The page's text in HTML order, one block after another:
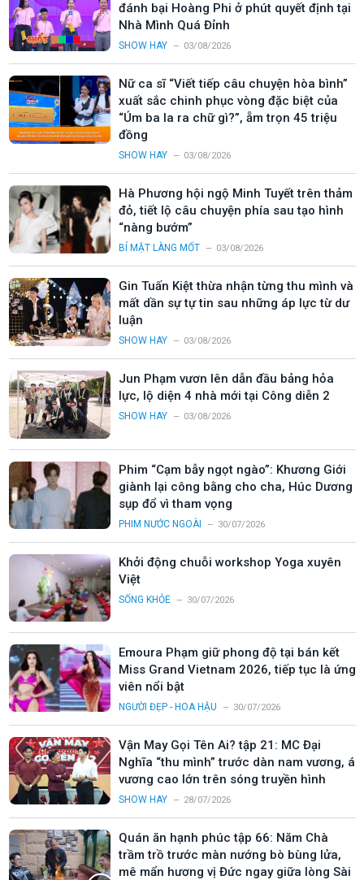
đánh bại Hoàng Phi ở phút quyết định tại
Nhà Mình Quá Đỉnh
SHOW HAY 03/08/2026
Nữ ca sĩ “Viết tiếp câu chuyện hòa bình”
xuất sắc chinh phục vòng đặc biệt của
“Úm ba la ra chữ gì?”, ẵm trọn 45 triệu
đồng
SHOW HAY 03/08/2026
Hà Phương hội ngộ Minh Tuyết trên thảm
đỏ, tiết lộ câu chuyện phía sau tạo hình
“nàng bướm”
BÍ MẬT LÀNG MỐT 03/08/2026
Gin Tuấn Kiệt thừa nhận từng thu mình và
mất dần sự tự tin sau những áp lực từ dư
luận
SHOW HAY 03/08/2026
Jun Phạm vươn lên dẫn đầu bảng hỏa
lực, lộ diện 4 nhà mới tại Công diễn 2
SHOW HAY 03/08/2026
Phim “Cạm bẫy ngọt ngào”: Khương Giới
giành lại công bằng cho cha, Húc Dương
sụp đổ vì tham vọng
PHIM NƯỚC NGOÀI 30/07/2026
Khởi động chuỗi workshop Yoga xuyên
Việt
SỐNG KHỎE 30/07/2026
Emoura Phạm giữ phong độ tại bán kết
Miss Grand Vietnam 2026, tiếp tục là ứng
viên nổi bật
NGƯỜI ĐẸP - HOA HẬU 30/07/2026
Vận May Gọi Tên Ai? tập 21: MC Đại
Nghĩa “thu mình” trước dàn nam vương, á
vương cao lớn trên sóng truyền hình
SHOW HAY 28/07/2026
Quán ăn hạnh phúc tập 66: Năm Chà
trầm trồ trước màn nướng bò bùng lửa,
mê mẩn hương vị Đức ngay giữa lòng Sài